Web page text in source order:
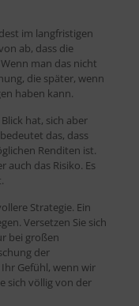
im langfristigen
ab, dass die
man das nicht
die später, wenn
haben kann.
hat, sich aber
das, dass
Renditen ist.
das Risiko. Es
Strategie. Ein
Versetzen Sie sich
bei großen
der
Gefühl, wenn wir
sich völlig von der